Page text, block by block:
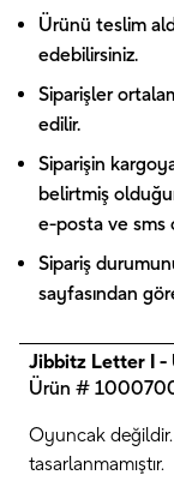
Ürünü teslim
edebilirsiniz.
Siparişler
edilir.
Siparişin
belirtmiş
e-posta ve sms
Sipariş
sayfasından
Jibbitz Letter I -
Ürün #
Oyuncak
tasarlanmamıştır.